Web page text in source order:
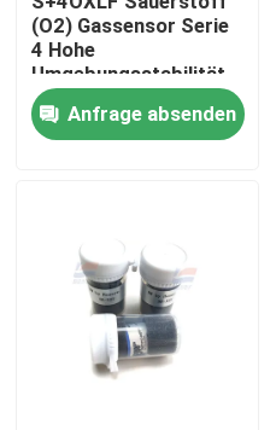
Zu Hause
VR-Show
Über uns
(O2) Gassensor Serie
4 Hohe
Umgebungsstabilität
Anfrage absenden